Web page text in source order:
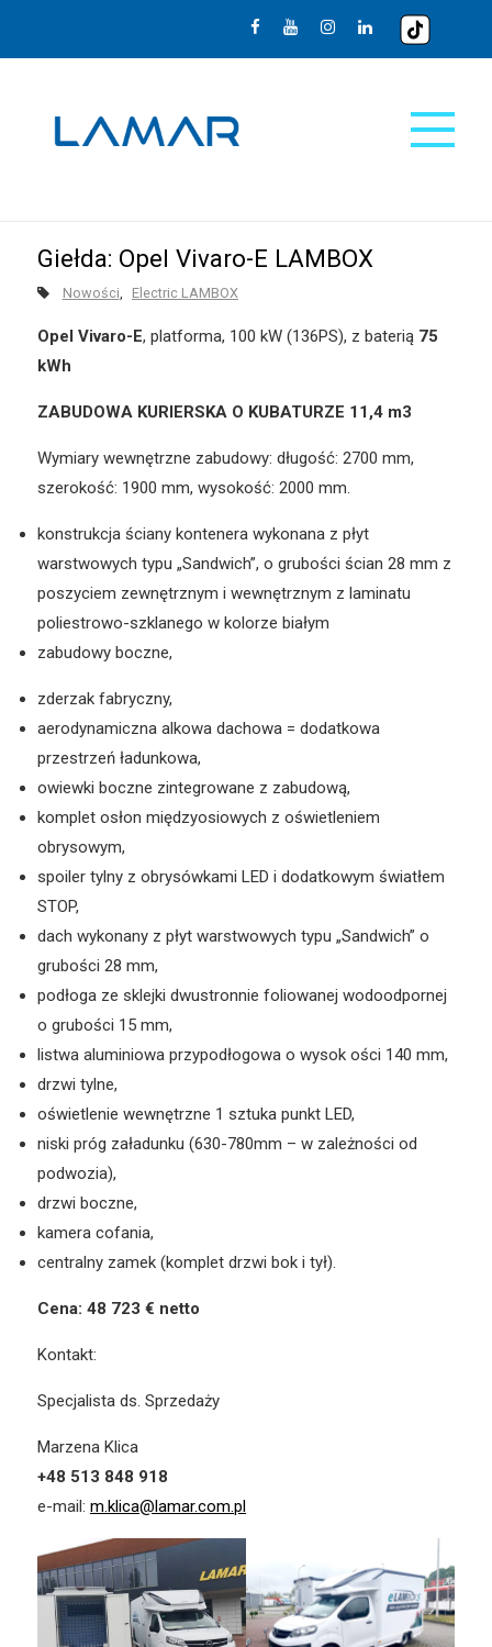
Giełda: Opel Vivaro-E LAMBOX
Nowości Electric LAMBOX
Opel Vivaro-E, platforma, 100 kW (136PS), z baterią 75
kWh
ZABUDOWA KURIERSKA O KUBATURZE 11,4 m3
Wymiary wewnętrzne zabudowy: długość: 2700 mm,
szerokość: 1900 mm, wysokość: 2000 mm.
konstrukcja ściany kontenera wykonana z płyt
warstwowych typu „Sandwich”, o grubości ścian 28 mm z
poszyciem zewnętrznym i wewnętrznym z laminatu
poliestrowo-szklanego w kolorze białym
zabudowy boczne,
zderzak fabryczny,
aerodynamiczna alkowa dachowa = dodatkowa
przestrzeń ładunkowa,
owiewki boczne zintegrowane z zabudową,
komplet osłon międzyosiowych z oświetleniem
obrysowym,
spoiler tylny z obrysówkami LED i dodatkowym światłem
STOP,
dach wykonany z płyt warstwowych typu „Sandwich” o
grubości 28 mm,
podłoga ze sklejki dwustronnie foliowanej wodoodpornej
o grubości 15 mm,
listwa aluminiowa przypodłogowa o wysok ości 140 mm,
drzwi tylne,
oświetlenie wewnętrzne 1 sztuka punkt LED,
niski próg załadunku (630-780mm – w zależności od
podwozia),
drzwi boczne,
kamera cofania,
centralny zamek (komplet drzwi bok i tył).
Cena: 48 723 € netto
Kontakt:
Specjalista ds. Sprzedaży
Marzena Klica
+48 513 848 918
e-mail: m.klica@lamar.com.pl